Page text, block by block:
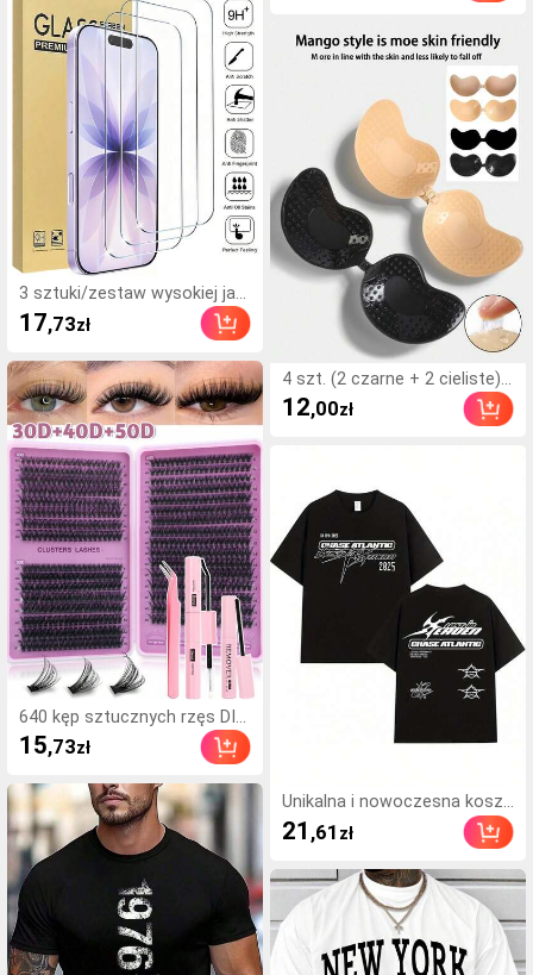
óżne imprezy, poprawiająca n
astrój
3 sztuki/zestaw wysokiej jak
ości hartowanego szkła ochr
onnego na ekran, kompatybil
x/16/15/14/13/12/11 Pro Ma
x, kompatybilne również z 'e
m 7/8 Plus/X/XS Max/XR - tw
ardość 9H, wysoka rozdzielc
zość, odporność na zarysow
ania
17,73zł
640 kęp sztucznych rzęs DIY
z imitacji norki, skręcone D, g
ęste i puszyste, mieszana dł
ągający uwagę, odpowiednie
do różnych makijaży, lekki i wi
elorazowy, wysoka opłacalno
ść, dla początkujących, na wi
ele okazji, do codziennego no
szenia, klej, remover i pęseta
do wyboru zależnie od potrz
eb
15,73zł
schnący, utrzymuje się 72 go
dziny, odpowiedni dla począt
kujących, łatwy w aplikacji, z i
nstrukcją, niezbędny produkt
do rzęs, efekt powiększenia
oczu, bestseller
4 szt. (2 czarne + 2 cieliste)
samoprzylepne silikonowe ni
ewidoczne wkładki do biusto
mionami i przyjęcia dla druhe
12,00zł
Unikalna i nowoczesna koszu
lka Chase Atlantic 2026 w sty
lu Y2K z przyciągającym wzr
ym, wyróżnia się swoją orygi
nalnością i wygodą, idealna dl
a miłośników kultury miejskiej
i pop. Idealne do łączenia i wy
rażania własnego stylu.
21 ,61 zł